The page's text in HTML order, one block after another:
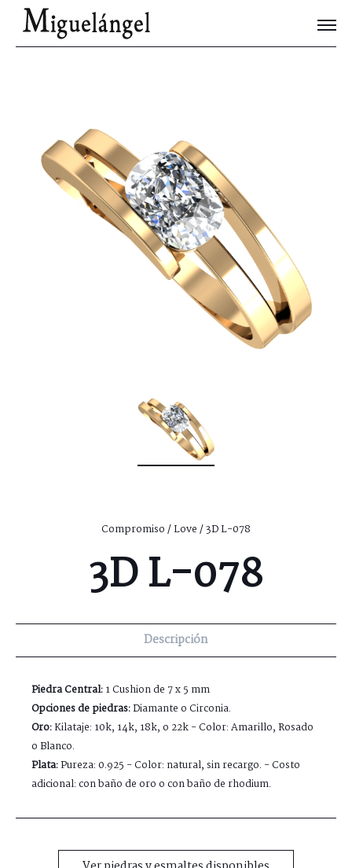
Joyas Únicas
Contacto
Compromiso/Love/ 3D L-078
3D L-078
Descripción
Piedra Central:1 Cushion de 7 x 5 mm
Opciones de piedras:Diamante o Circonia.
Oro:Kilataje: 10k, 14k, 18k, o 22k - Color: Amarillo, Rosado
o Blanco.
Plata:Pureza: 0.925 - Color: natural, sin recargo. - Costo
adicional: con baño de oro o con baño de rhodium.